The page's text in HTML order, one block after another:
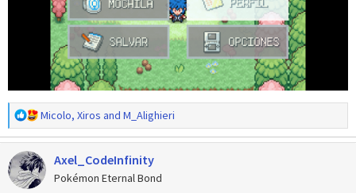
R
e
a
c
c
Micolo, Xiros and M_Alighieri
Axel_CodeInfinity
Pokémon Eternal Bond